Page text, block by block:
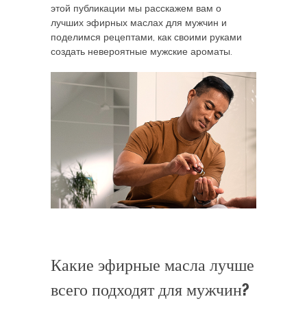
этой публикации мы расскажем вам о
лучших эфирных маслах для мужчин и
поделимся рецептами, как своими руками
создать невероятные мужские ароматы.
Какие эфирные масла лучше
всего подходят для мужчин?